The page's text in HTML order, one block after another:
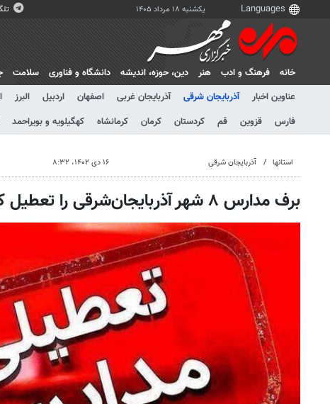
یکشنبه ۱۸ مرداد ۱۴۰۵
خانه فرهنگ و ادب هنر دين، حوزه، انديشه دانشگاه و فناوری سلامت
عناوین اخبار
آذربایجان شرقی آذربایجان غربی اصفهان اردبیل البرز
فارس
قزوین قم کردستان کرمان کرمانشاه کهگیلویه و بویراحمد
استانها آذربایجان شرقی ۱۶ دی ۱۴۰۲، ۸:۳۲
برف مدارس ۸ شهر آذربایجان‌شرقی را تعطیل کرد